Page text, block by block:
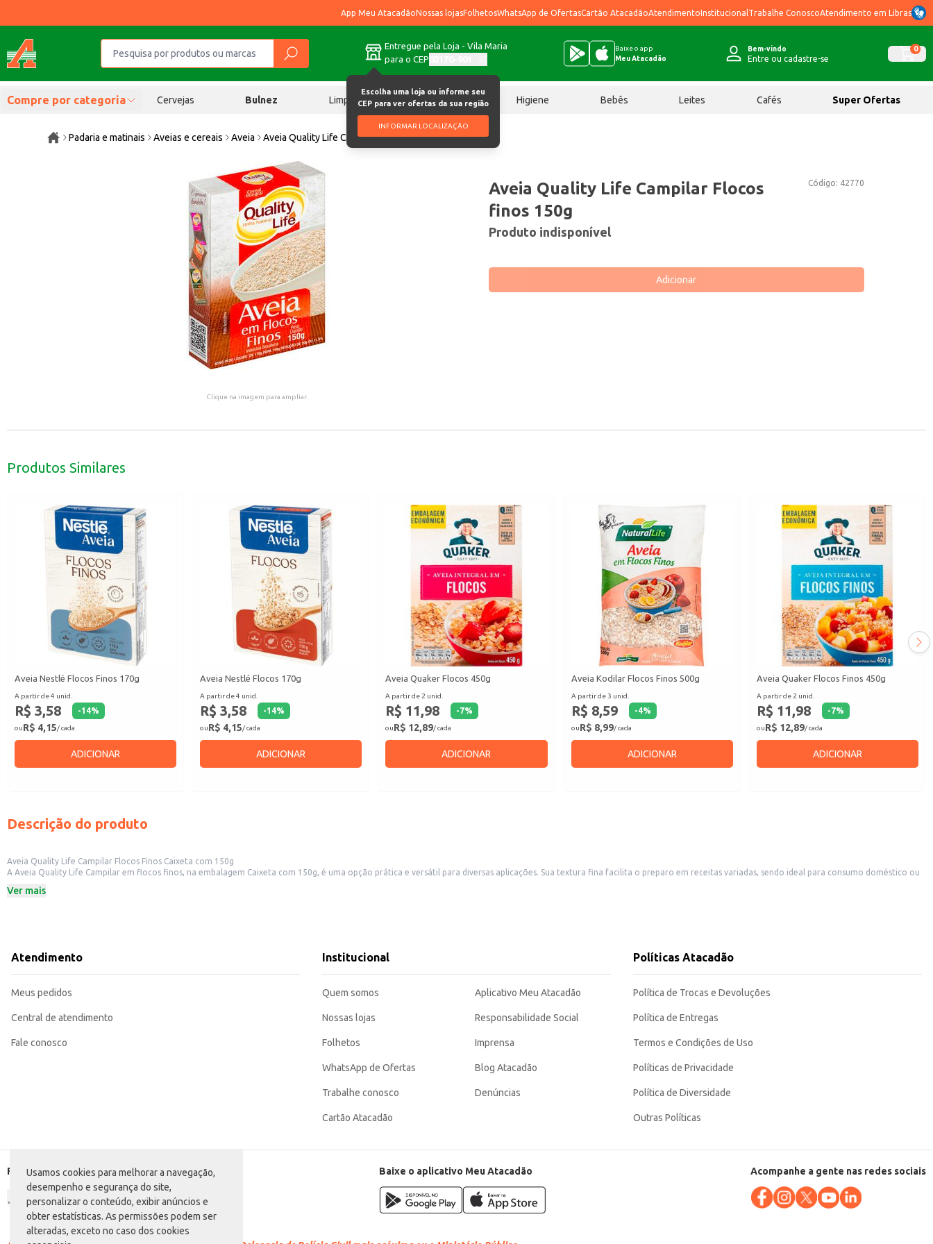
Usamos cookies para melhorar a navegação,
desempenho e segurança do site,
personalizar o conteúdo, exibir anúncios e
obter estatísticas. As permissões podem ser
alteradas, exceto no caso dos cookies
App Meu AtacadãoNossas lojasFolhetosWhatsApp de OfertasCartão AtacadãoAtendimentoInstitucional Trabalhe ConoscoAtendimento em Libras
Entregue pela Loja - Vila Maria
para o CEP
Escolha uma loja ou informe seu
CEP para ver ofertas da sua região
INFORMAR LOCALIZAÇÃO
Baixe o app
Meu Atacadão
Bem-vindo
Entre ou cadastre-se
0
Compre por categoria Cervejas Bulnez Limpeza Chocolates Higiene Bebês Leites Cafés Super Ofertas
Padaria e matinais Aveias e cereais Aveia Aveia Quality Life Campilar Flocos finos 150g
Clique na imagem para ampliar.
Código: 42770
Aveia Quality Life Campilar Flocos
finos 150g
Produto indisponível
Adicionar
Produtos Similares
Aveia Nestlé Flocos Finos 170g
A partir de 4 unid.
R$ 3,58 -14%
ouR$ 4,15/ cada
ADICIONAR
Aveia Nestlé Flocos 170g
A partir de 4 unid.
R$ 3,58 -14%
ouR$ 4,15/ cada
ADICIONAR
Aveia Quaker Flocos 450g
A partir de 2 unid.
R$ 11,98 -7%
ouR$ 12,89/ cada
ADICIONAR
Aveia Kodilar Flocos Finos 500g
A partir de 3 unid.
R$ 8,59 -4%
ouR$ 8,99/ cada
ADICIONAR
Aveia Quaker Flocos Finos 450g
A partir de 2 unid.
R$ 11,98 -7%
ouR$ 12,89/ cada
ADICIONAR
Descrição do produto
Aveia Quality Life Campilar Flocos Finos Caixeta com 150g
A Aveia Quality Life Campilar em flocos finos, na embalagem Caixeta com 150g, é uma opção prática e versátil para diversas aplicações. Sua textura fina facilita o preparo em receitas variadas, sendo ideal para consumo doméstico ou
Dicas de uso:
A Aveia Quality Life Campilar em flocos finos oferece praticidade e um bom rendimento, sendo uma escolha adequada para consumidores que buscam opções saudáveis e versáteis para o preparo de diversas receitas, tanto em casa
como em estabelecimentos comerciais. Sua embalagem de 150g é perfeita para consumo individual ou para testar o produto antes de adquirir embalagens maiores.
Marca: Campilar
Categoria: Aveia
EAN: 7896547909745
Ver mais
Atendimento
Meus pedidos
Central de atendimento
Fale conosco
Institucional
Quem somos
Nossas lojas
Folhetos
WhatsApp de Ofertas
Trabalhe conosco
Cartão Atacadão
Aplicativo Meu Atacadão
Responsabilidade Social
Imprensa
Blog Atacadão
Denúncias
Políticas Atacadão
Política de Trocas e Devoluções
Política de Entregas
Termos e Condições de Uso
Políticas de Privacidade
Política de Diversidade
Outras Políticas
Formas de pagamento Baixe o aplicativo Meu Atacadão Acompanhe a gente nas redes sociais